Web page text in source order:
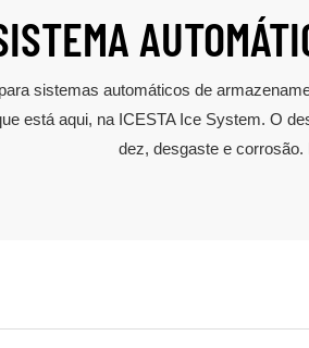
sistemas automáticos de
está aqui, na ICESTA Ice System. O
dez, desgaste e